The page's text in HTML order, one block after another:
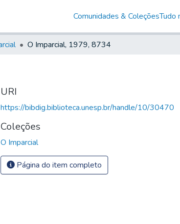
Comunidades & ColeçõesTudo
O Imparcial, 1979, 8734
URI
https://bibdig.biblioteca.unesp.br/handle/10/30470
Coleções
O Imparcial
Página do item completo